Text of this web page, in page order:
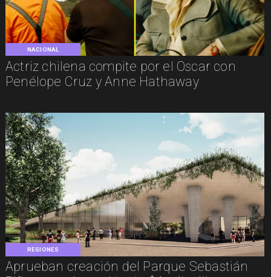
NACIONAL
Actriz chilena compite por el Oscar con
Penélope Cruz y Anne Hathaway
REGIONES
Aprueban creación del Parque Sebastián